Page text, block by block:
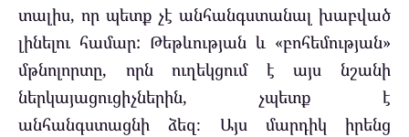
տալիս, որ պետք չէ անհանգստանալ խաբված
լինելու համար: Թեթևության և «բոհեմության»
մթնոլորտը, որն ուղեկցում է այս նշանի
ներկայացուցիչներին, չպետք է
անհանգստացնի ձեզ։ Այս մարդիկ իրենց